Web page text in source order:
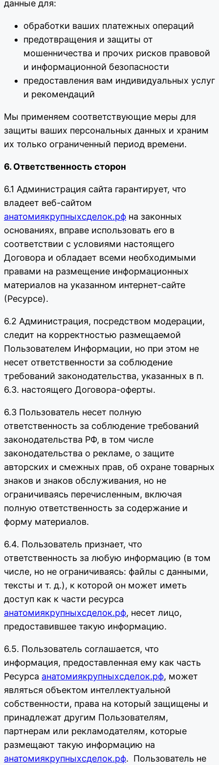
данные для:
обработки ваших платежных операций
предотвращения и защиты от
мошенничества и прочих рисков правовой
и информационной безопасности
предоставления вам индивидуальных услуг
и рекомендаций
Мы применяем соответствующие меры для
защиты ваших персональных данных и храним
их только ограниченный период времени.
6. Ответственность сторон
6.1 Администрация сайта гарантирует, что
владеет веб-сайтом
анатомиякрупныхсделок.рф на законных
основаниях, вправе использовать его в
соответствии с условиями настоящего
Договора и обладает всеми необходимыми
правами на размещение информационных
материалов на указанном интернет-сайте
(Ресурсе).
6.2 Администрация, посредством модерации,
следит на корректностью размещаемой
Пользователем Информации, но при этом не
несет ответственности за соблюдение
требований законодательства, указанных в п.
6.3. настоящего Договора-оферты.
6.3 Пользователь несет полную
ответственность за соблюдение требований
законодательства РФ, в том числе
законодательства о рекламе, о защите
авторских и смежных прав, об охране товарных
знаков и знаков обслуживания, но не
ограничиваясь перечисленным, включая
полную ответственность за содержание и
форму материалов.
6.4. Пользователь признает, что
ответственность за любую информацию (в том
числе, но не ограничиваясь: файлы с данными,
тексты и т. д.), к которой он может иметь
доступ как к части ресурса
анатомиякрупныхсделок.рф, несет лицо,
предоставившее такую информацию.
6.5. Пользователь соглашается, что
информация, предоставленная ему как часть
Ресурса анатомиякрупныхсделок.рф, может
являться объектом интеллектуальной
собственности, права на который защищены и
принадлежат другим Пользователям,
партнерам или рекламодателям, которые
размещают такую информацию на
анатомиякрупныхсделок.рф. Пользователь не